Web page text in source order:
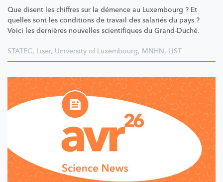
Que disent les chiffres sur la démence au Luxembourg ? Et
quelles sont les conditions de travail des salariés du pays ?
Voici les dernières nouvelles scientifiques du Grand-Duché.
STATEC, Liser, University of Luxembourg, MNHN, LIST